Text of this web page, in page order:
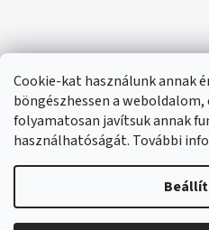
Cookie-kat használunk annak
böngészhessen a
folyamatosan javítsuk annak
használhatóságát. További